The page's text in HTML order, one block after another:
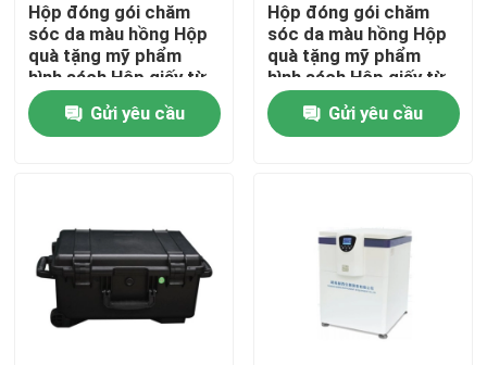
Các sản phẩm
Hộp đóng gói chăm
sóc da màu hồng Hộp
quà tặng mỹ phẩm
hình sách Hộp giấy từ
cho chăm sóc da chai
mỹ phẩm với miếng
chèn
Gửi yêu cầu
Hộp đóng gói chăm
sóc da màu hồng Hộp
quà tặng mỹ phẩm
hình sách Hộp giấy từ
cho chăm sóc da chai
mỹ phẩm với miếng
chèn
Gửi yêu cầu